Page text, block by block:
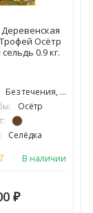
Осётр
0.9 кг.
Без течения, С течением
Осётр
Селёдка
В наличии
₽